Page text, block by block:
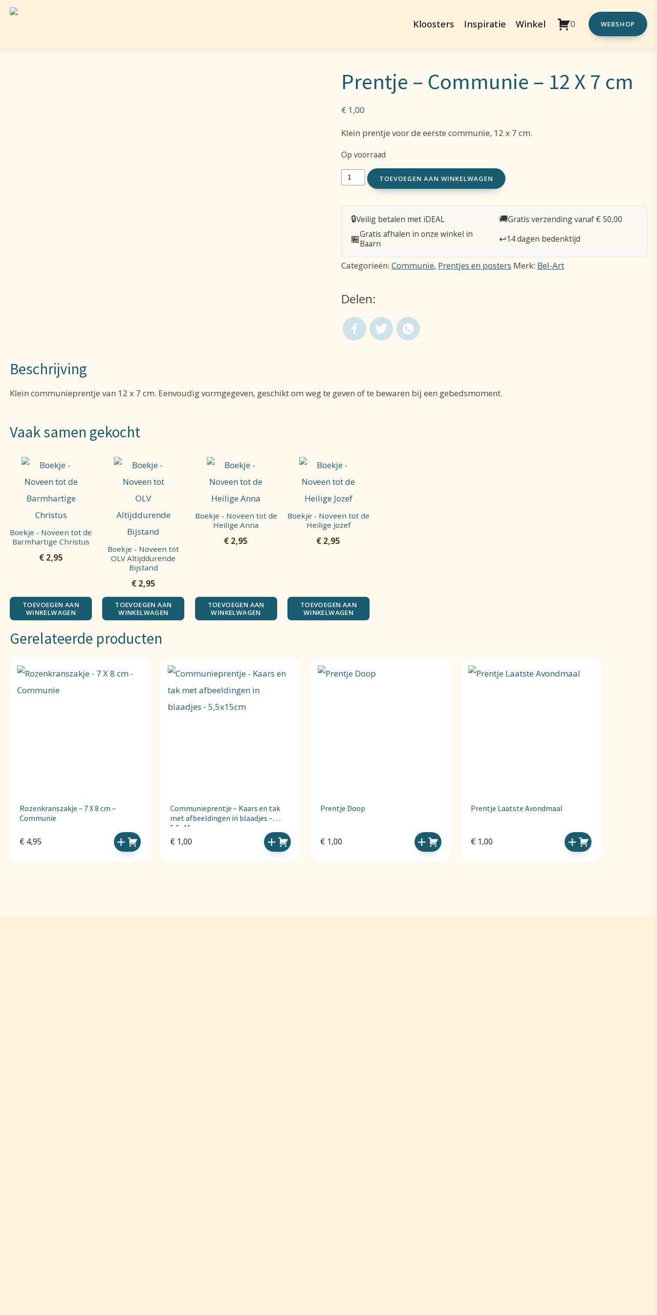
Kloosters Inspiratie Winkel 0 WEBSHOP
Prentje – Communie – 12 X 7 cm
€ 1,00
Klein prentje voor de eerste communie, 12 x 7 cm.
Op voorraad
Prentje
Communie
X
cm
TOEVOEGEN AAN WINKELWAGEN
🔒Veilig betalen met iDEAL 🚚Gratis verzending vanaf € 50,00
🏪Gratis afhalen in onze winkel in
Baarn
↩️14 dagen bedenktijd
Categorieën:Communie, Prentjes en posters Merk: Bel-Art
Delen:
Beschrijving
Klein communieprentje van 12 x 7 cm. Eenvoudig vormgegeven, geschikt om weg te geven of te bewaren bij een gebedsmoment.
Vaak samen gekocht
Boekje - Noveen tot de
Barmhartige Christus
€2,95
TOEVOEGEN AAN
WINKELWAGEN
Boekje - Noveen tot
OLV Altijddurende
Bijstand
€2,95
TOEVOEGEN AAN
WINKELWAGEN
Boekje - Noveen tot de
Heilige Anna
€ 2,95
TOEVOEGEN AAN
WINKELWAGEN
Boekje - Noveen tot de
Heilige Jozef
€ 2,95
TOEVOEGEN AAN
WINKELWAGEN
Gerelateerde producten
Rozenkranszakje – 7 X 8 cm –
Communie
€ 4,95
Communieprentje – Kaars en tak
met afbeeldingen in blaadjes –
5,5x15cm
€ 1,00
Prentje Doop
€ 1,00
Prentje Laatste Avondmaal
€ 1,00